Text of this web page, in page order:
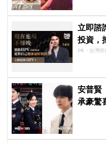
立即諮
投資，
PR・台灣癌
安普賢
承豪驚